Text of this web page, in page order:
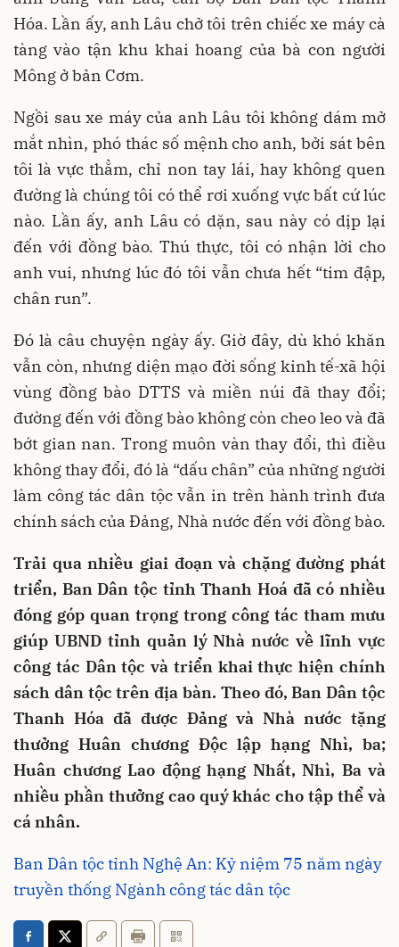
Hóa. Lần ấy, anh Lâu chở tôi trên chiếc xe máy cà
tàng vào tận khu khai hoang của bà con người
Mông ở bản Cơm.
Ngồi sau xe máy của anh Lâu tôi không dám mở
mắt nhìn, phó thác số mệnh cho anh, bởi sát bên
tôi là vực thẳm, chỉ non tay lái, hay không quen
đường là chúng tôi có thể rơi xuống vực bất cứ lúc
nào. Lần ấy, anh Lâu có dặn, sau này có dịp lại
đến với đồng bào. Thú thực, tôi có nhận lời cho
anh vui, nhưng lúc đó tôi vẫn chưa hết “tim đập,
chân run”.
Đó là câu chuyện ngày ấy. Giờ đây, dù khó khăn
vẫn còn, nhưng diện mạo đời sống kinh tế-xã hội
vùng đồng bào DTTS và miền núi đã thay đổi;
đường đến với đồng bào không còn cheo leo và đã
bớt gian nan. Trong muôn vàn thay đổi, thì điều
không thay đổi, đó là “dấu chân” của những người
làm công tác dân tộc vẫn in trên hành trình đưa
chính sách của Đảng, Nhà nước đến với đồng bào.
Trải qua nhiều giai đoạn và chặng đường phát
triển, Ban Dân tộc tỉnh Thanh Hoá đã có nhiều
đóng góp quan trọng trong công tác tham mưu
giúp UBND tỉnh quản lý Nhà nước về lĩnh vực
công tác Dân tộc và triển khai thực hiện chính
sách dân tộc trên địa bàn. Theo đó, Ban Dân tộc
Thanh Hóa đã được Đảng và Nhà nước tặng
thưởng Huân chương Độc lập hạng Nhì, ba;
Huân chương Lao động hạng Nhất, Nhì, Ba và
nhiều phần thưởng cao quý khác cho tập thể và
cá nhân.
Ban Dân tộc tỉnh Nghệ An: Kỷ niệm 75 năm ngày
truyền thống Ngành công tác dân tộc